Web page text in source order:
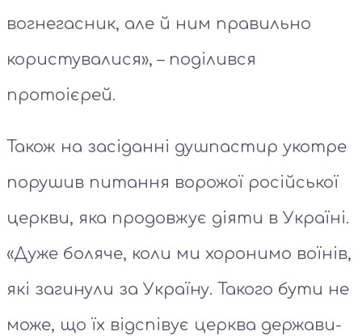
вогнегасник, але й ним правильно
користувалися», – поділився
протоієрей.
Також на засіданні душпастир укотре
порушив питання ворожої російської
церкви, яка продовжує діяти в Україні.
«Дуже боляче, коли ми хоронимо воїнів,
які загинули за Україну. Такого бути не
може, що їх відспівує церква держави-